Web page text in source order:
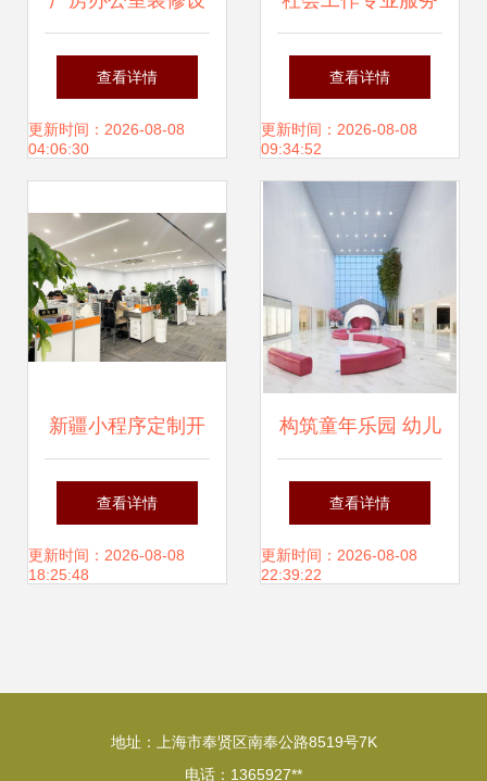
计指南 打造高效与
舒适并重的工作空
查看详情
更新时间：2026-08-08
04:06:30
的规划与设计 构建
以人为本的专业服
查看详情
更新时间：2026-08-08
09:34:52
新疆小程序定制开
发公司哪家权威？
四川天健世纪科技
查看详情
更新时间：2026-08-08
18:25:48
构筑童年乐园 幼儿
园设计中心如何以
专业设计服务，助
查看详情
更新时间：2026-08-08
22:39:22
地址：上海市奉贤区南奉公路8519号7K
电话：1365927**